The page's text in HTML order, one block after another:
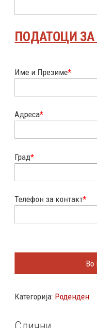
ПОДАТОЦИ
Име и Презиме*
Адреса*
Град*
Телефон за контакт*
Во
Категорија: Роденден